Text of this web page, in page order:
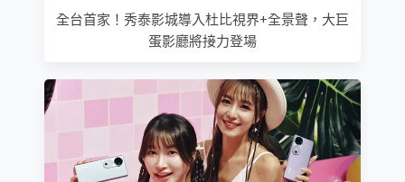
全台首家！秀泰影城導入杜比視界+全景聲，大巨
蛋影廳將接力登場